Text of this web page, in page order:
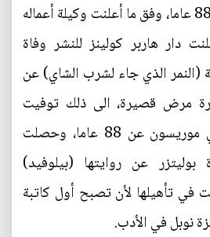
أوف فانيتيز" عن عمر 88 عاما، وفق ما أعلنت وكيلة أعماله
دار هاربر كولينز للنشر وفاة
الذي جاء لشرب الشاي) عن
فترة مرض قصيرة، الى ذلك توفيت
الكاتبة الأمريكية توني موريسون عن 88 عاما، وحصلت
عن روايتها (بيلوفيد)
في تأهيلها لأن تصبح أول كاتبة
نوبل في الأدب.